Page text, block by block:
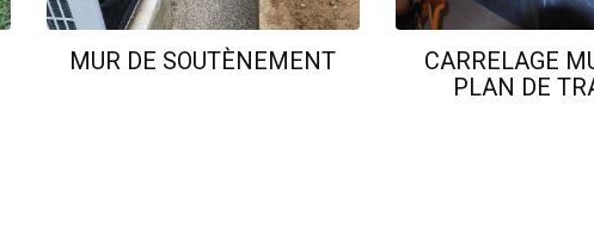
MUR DE SOUTÈNEMENT
CARRELAGE
PLAN DE